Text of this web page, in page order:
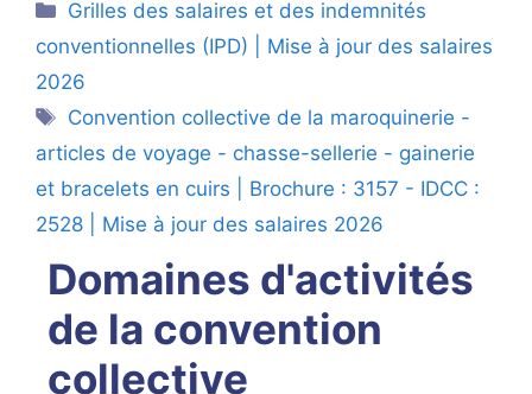
Catégories
Grilles des salaires et des indemnités
conventionnelles (IPD) | Mise à jour des salaires
2026
Étiquettes
Convention collective de la maroquinerie -
articles de voyage - chasse-sellerie - gainerie
et bracelets en cuirs | Brochure : 3157 - IDCC :
2528 | Mise à jour des salaires 2026
Domaines d'activités
de la convention
collective